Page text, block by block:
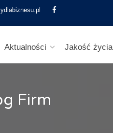
Aktualności Jakość życia
Firm